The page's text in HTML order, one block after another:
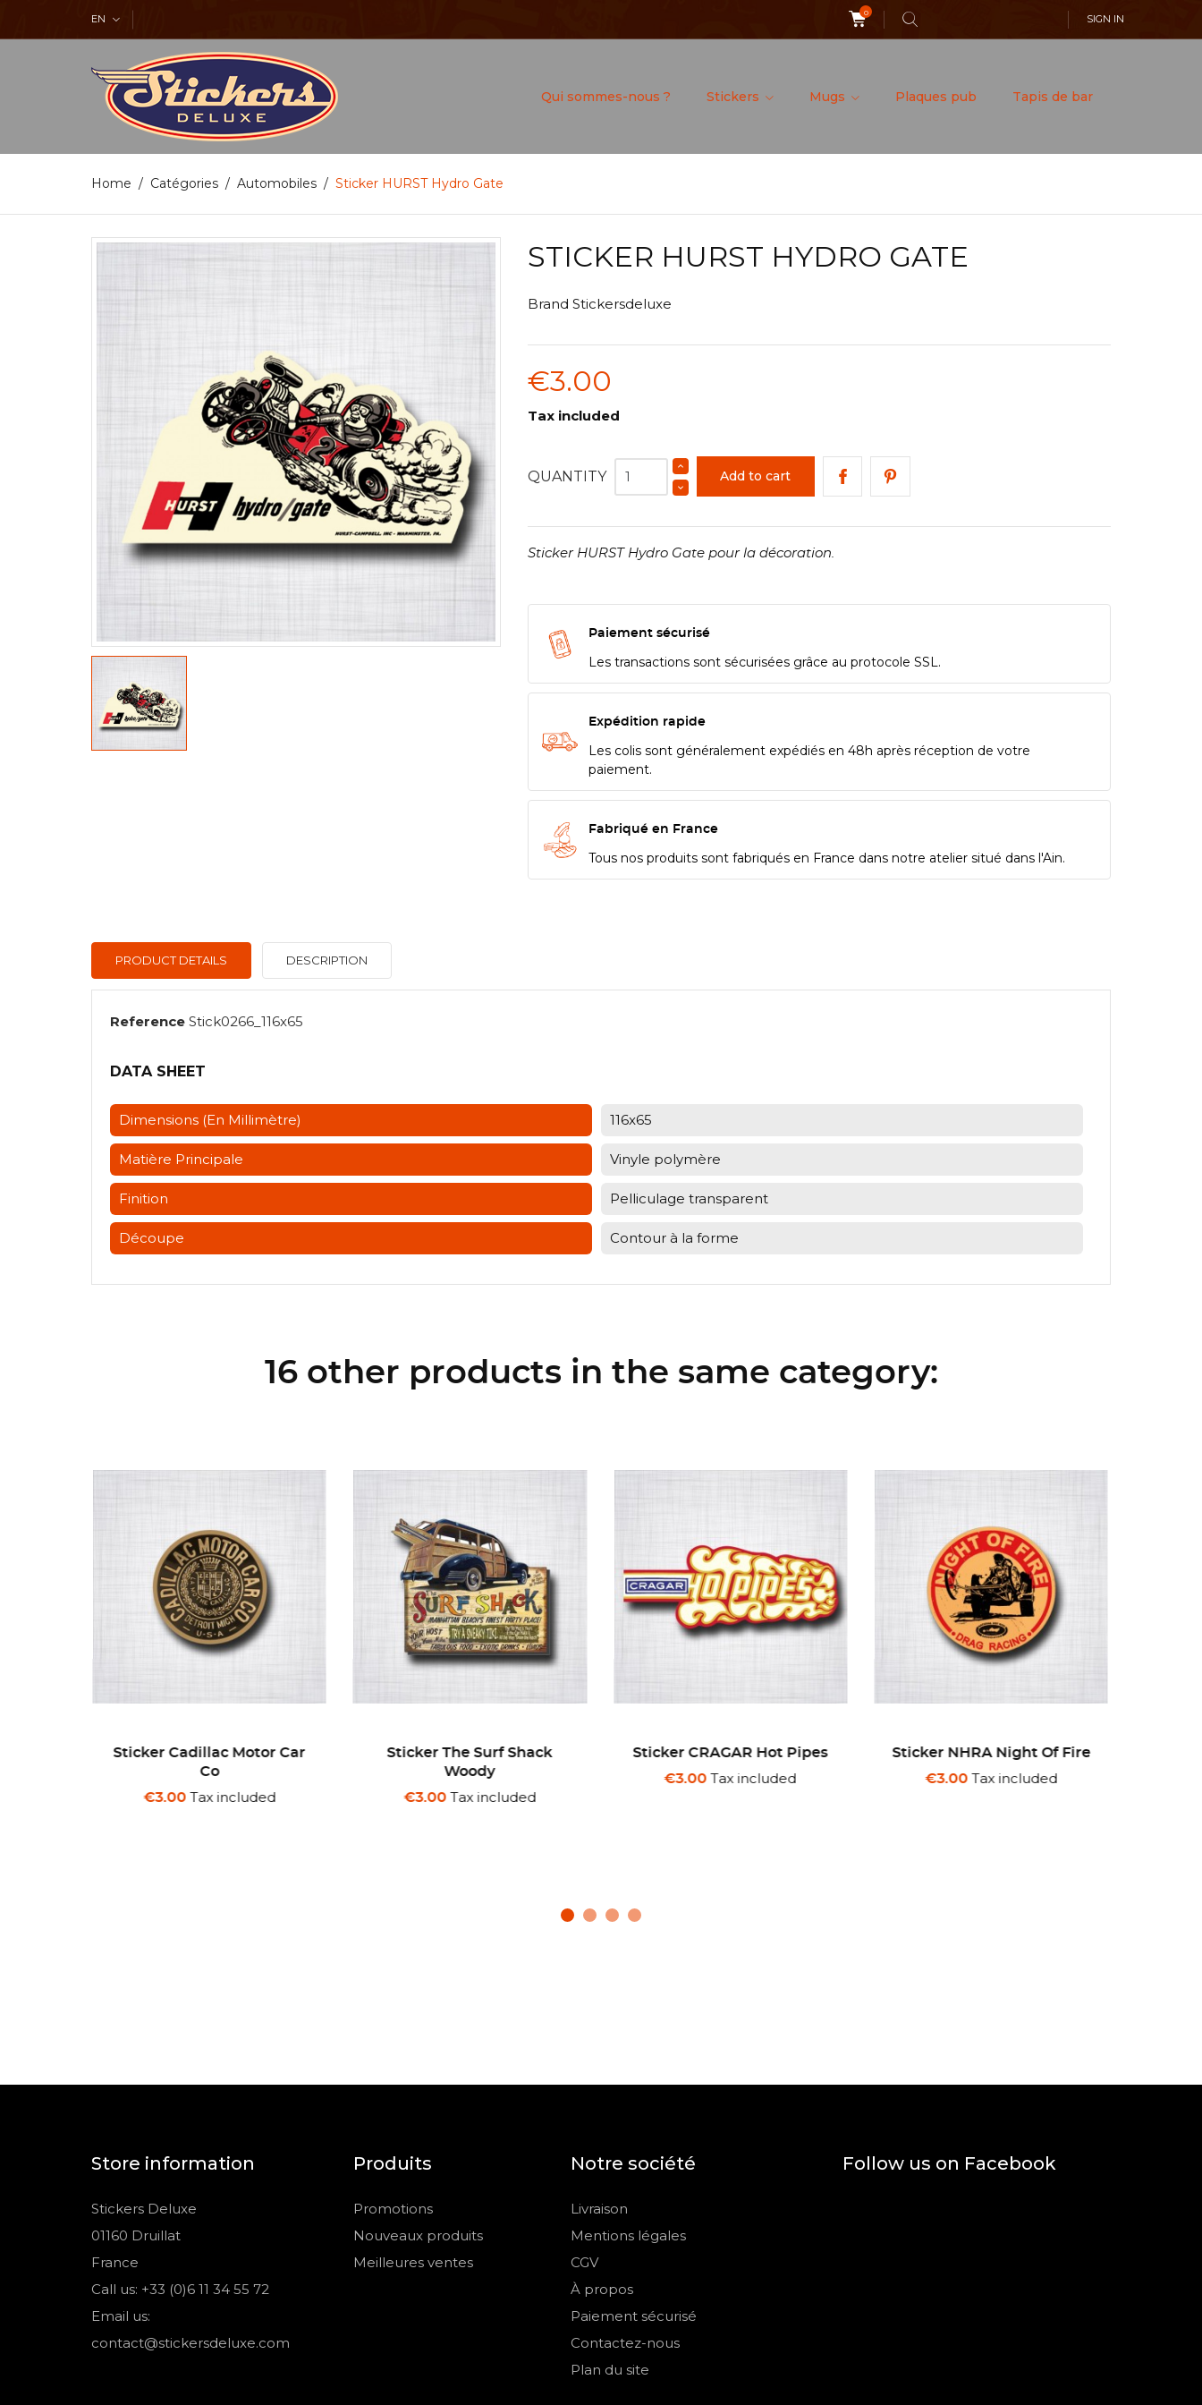
EN 0 SIGN IN
Qui sommes-nous ? Stickers Mugs Plaques pub Tapis de bar
Home Catégories Automobiles Sticker HURST Hydro Gate
STICKER HURST HYDRO GATE
Brand Stickersdeluxe
€3.00
Tax included
QUANTITY Add to cart
Sticker HURST Hydro Gate pour la décoration.
Paiement sécurisé
Les transactions sont sécurisées grâce au protocole SSL.
Expédition rapide
Les colis sont généralement expédiés en 48h après réception de votre
paiement.
Fabriqué en France
Tous nos produits sont fabriqués en France dans notre atelier situé dans l'Ain.
PRODUCT DETAILS DESCRIPTION
Reference Stick0266_116x65
DATA SHEET
Dimensions (en Millimètre) 116x65
Matière Principale Vinyle polymère
Finition Pelliculage transparent
Découpe Contour à la forme
16 other products in the same category:
Sticker The Surf Shack
Woody
€3.00 Tax included
Sticker CRAGAR Hot Pipes
€3.00Tax included
Sticker NHRA Night Of Fire
€3.00 Tax included
Sticker Powered By
Chrysler
Store information
Stickers Deluxe
01160 Druillat
France
Call us: +33 (0)6 11 34 55 72
Email us:
contact@stickersdeluxe.com
Produits
Promotions
Nouveaux produits
Meilleures ventes
Notre société
Livraison
Mentions légales
CGV
À propos
Paiement sécurisé
Contactez-nous
Plan du site
Follow us on Facebook